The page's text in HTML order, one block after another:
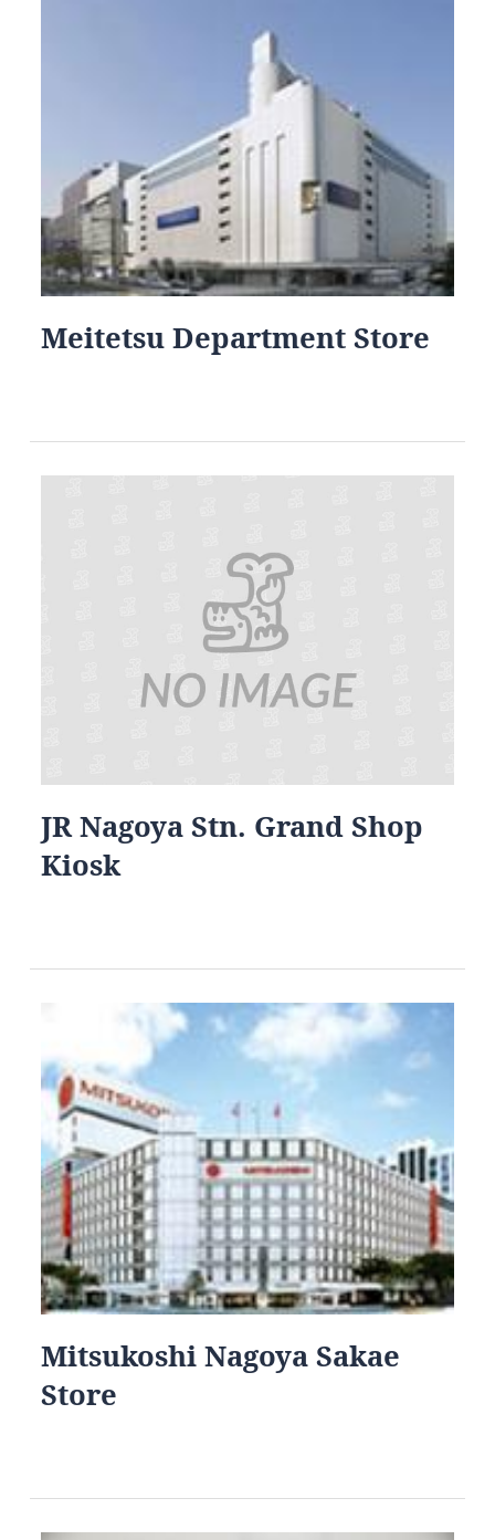
Meitetsu Department Store
JR Nagoya Stn. Grand Shop
Kiosk
Mitsukoshi Nagoya Sakae
Store